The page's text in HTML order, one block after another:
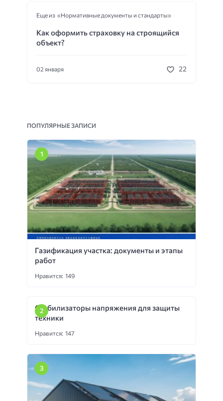
Еще из «Нормативные документы и стандарты»
Как оформить страховку на строящийся
объект?
02 января 22
ПОПУЛЯРНЫЕ ЗАПИСИ
Газификация участка: документы и этапы
работ
Нравится: 149
Стабилизаторы напряжения для защиты
техники
Нравится: 147